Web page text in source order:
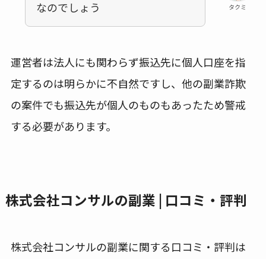
タクミ
なのでしょう
運営者は法人にも関わらず振込先に個人口座を指
定するのは明らかに不自然ですし、他の副業詐欺
の案件でも振込先が個人のものもあったため警戒
する必要があります。
株式会社コンサルの副業 | 口コミ・評判
株式会社コンサルの副業に関する口コミ・評判は